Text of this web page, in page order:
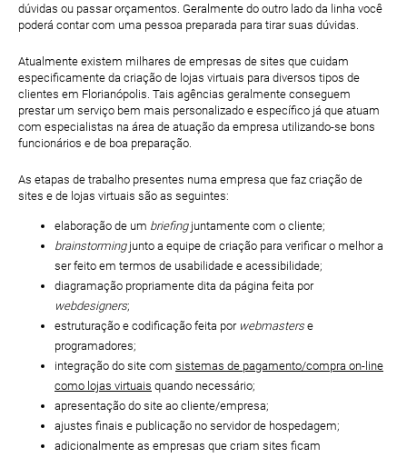
dúvidas ou passar orçamentos. Geralmente do outro lado da linha você
poderá contar com uma pessoa preparada para tirar suas dúvidas.
Atualmente existem milhares de empresas de sites que cuidam
especificamente da criação de lojas virtuais para diversos tipos de
clientes em Florianópolis. Tais agências geralmente conseguem
prestar um serviço bem mais personalizado e específico já que atuam
com especialistas na área de atuação da empresa utilizando-se bons
funcionários e de boa preparação.
As etapas de trabalho presentes numa empresa que faz criação de
sites e de lojas virtuais são as seguintes:
elaboração de um briefingjuntamente com o cliente;
brainstormingjunto a equipe de criação para verificar o melhor a
ser feito em termos de usabilidade e acessibilidade;
diagramação propriamente dita da página feita por
webdesigners;
estruturação e codificação feita por webmasters e
programadores;
integração do site com sistemas de pagamento/compra on-line
como lojas virtuais quando necessário;
apresentação do site ao cliente/empresa;
ajustes finais e publicação no servidor de hospedagem;
adicionalmente as empresas que criam sites ficam